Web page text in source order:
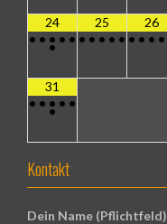
24
• • • • •
•
25
• • • • •
26
• • • •
31
• • • • •
•
Kontakt
Dein Name (Pflichtfeld)